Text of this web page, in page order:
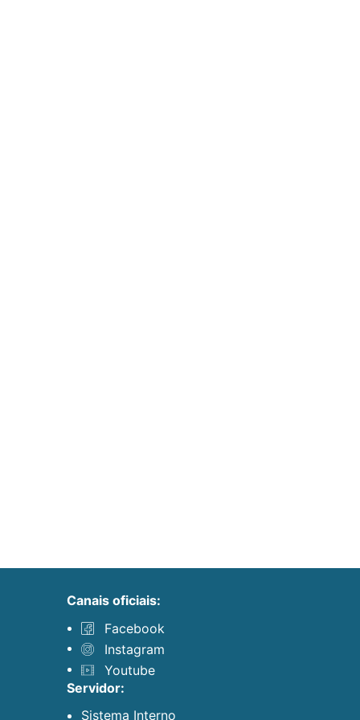
canais oficiais:
Facebook
Instagram
Youtube
servidor:
Sistema Interno